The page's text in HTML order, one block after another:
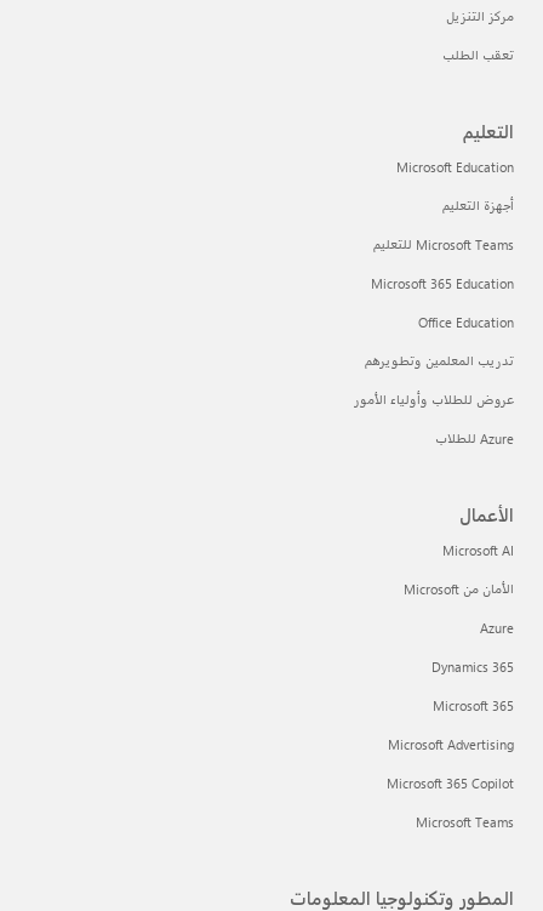
مركز التنزيل
تعقب الطلب
التعليم
Microsoft Education
أجهزة التعليم
Microsoft Teams للتعليم
Microsoft 365 Education
Office Education
تدريب المعلمين وتطويرهم
عروض للطلاب وأولياء الأمور
Azure للطلاب
الأعمال
Microsoft AI
الأمان من Microsoft
Azure
Dynamics 365
Microsoft 365
Microsoft Advertising
Microsoft 365 Copilot
Microsoft Teams
المطور وتكنولوجيا المعلومات